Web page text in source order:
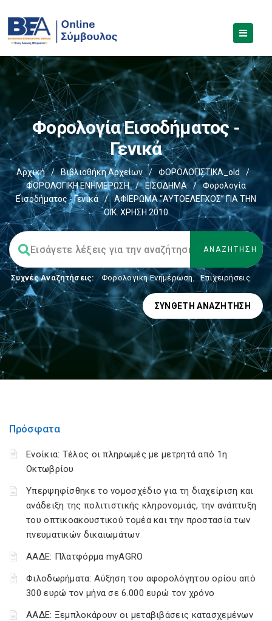
Φορολογία Εισοδήματος -
Γενικά
Αρχική / Βιβλιοθήκη Αρχείων / ΦΟΡΟΛΟΓΙΣΤΙΚΑ_old
/
ΦΟΡΟΛΟΓΙΚΗ ΕΝΗΜΕΡΩΣΗ
/ ΕΙΣΟΔΗΜΑ /
Φορολογία
Εισοδήματος - Γενικά
/
ΑΦΙΕΡΩΜΑ “ΑΥΤΟΕΛΕΓΧΟΣ” ΓΙΑ ΤΗΝ
ΟΙΚ. ΧΡΗΣΗ 2010
Συχνές Αναζητήσεις: Φορολογικη Ενημέρωση, Επιχειρήσεις
ΣΎΝΘΕΤΗ ΑΝΑΖΉΤΗΣΗ
Πρόσφατα
Ενοίκια: Τέλος οι πληρωμές με μετρητά από 1η
Οκτωβρίου
Υπερψηφίσθηκε το νομοσχέδιο για τη διαχείριση και
ανάδειξη της πολιτιστικής κληρονομιάς, την ανάπτυξη
του οπτικοακουστικού τομέα και την προστασία των
πνευματικών δικαιωμάτων
ΑΑΔΕ: Πλατφόρμα myAGRO
Φιλοδωρήματα: Αύξηση του αφορολόγητου ορίου από
300 ευρώ τον μήνα σε 6.000 ευρώ τον χρόνο
ΑΑΔΕ: Ξεμπλοκάρουν οι μεταβιβάσεις κατασχεμένων